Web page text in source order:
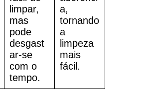
limpar,
mas
pode
desgast
ar-se
com o
tempo.
a,
tornando
a
limpeza
mais
fácil.